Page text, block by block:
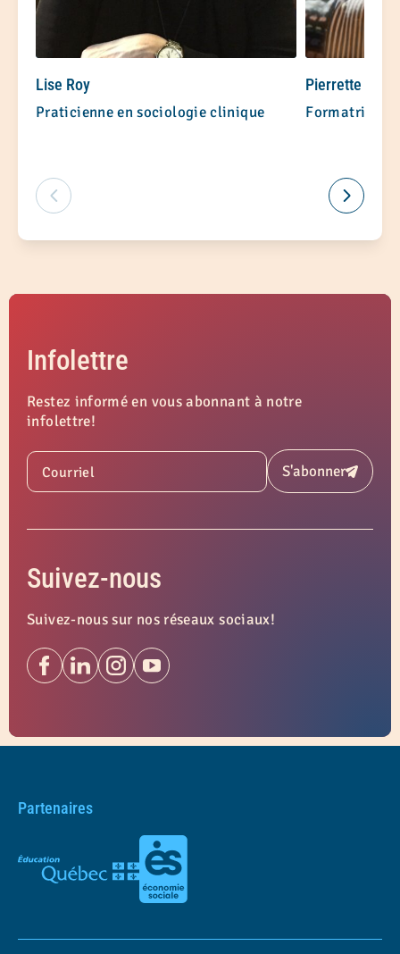
Lise Roy
Praticienne en sociologie clinique
Pierrette
Formatrice
Infolettre
Restez informé en vous abonnant à notre
infolettre!
Courriel S'abonnerSoumettre
Suivez-nous
Suivez-nous sur nos réseaux sociaux!
Partenaires